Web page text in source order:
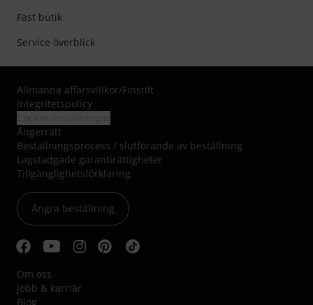
Fast butik
Service överblick
Allmänna affärsvillkor/Finstilt
Integritetspolicy
Ångerrätt
Beställningsprocess / slutförande av beställning
Lagstadgade garantirättigheter
Tillgänglighetsförklaring
Ångra beställning
Om oss
Jobb & karriär
Blog